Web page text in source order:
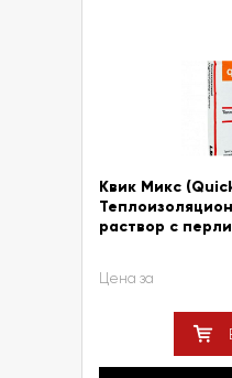
Квик Микс
раствор с
Цена за